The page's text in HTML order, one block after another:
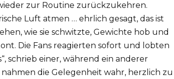
zur Routine zurückzukehren.
Luft atmen … ehrlich gesagt, das ist
wie sie schwitzte, Gewichte hob und
Die Fans reagierten sofort und lobten
schrieb einer, während ein anderer
die Gelegenheit wahr, herzlich zu